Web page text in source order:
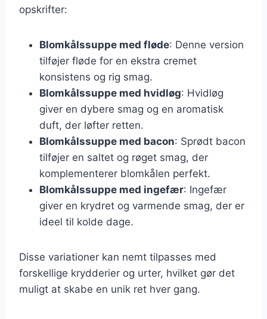
opskrifter:
Blomkålssuppe med fløde: Denne version
tilføjer fløde for en ekstra cremet
konsistens og rig smag.
Blomkålssuppe med hvidløg: Hvidløg
giver en dybere smag og en aromatisk
duft, der løfter retten.
Blomkålssuppe med bacon: Sprødt bacon
tilføjer en saltet og røget smag, der
komplementerer blomkålen perfekt.
Blomkålssuppe med ingefær: Ingefær
giver en krydret og varmende smag, der er
ideel til kolde dage.
Disse variationer kan nemt tilpasses med
forskellige krydderier og urter, hvilket gør det
muligt at skabe en unik ret hver gang.